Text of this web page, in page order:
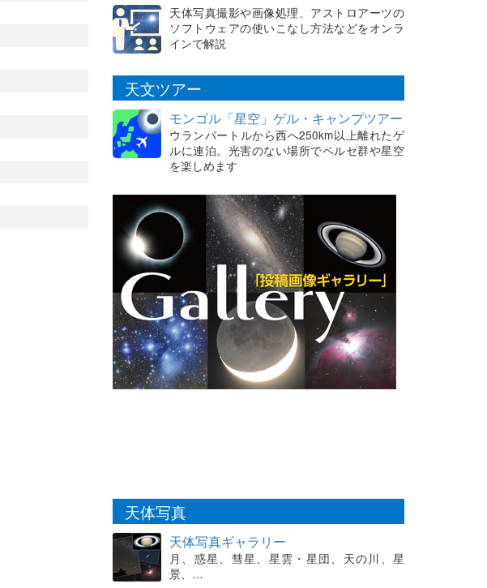
天体写真撮影や画像処理、アストロアーツの
ソフトウェアの使いこなし方法などをオンラ
インで解説
天文ツアー
モンゴル「星空」ゲル・キャンプツアー
ウランバートルから西へ250km以上離れたゲ
ルに連泊。光害のない場所でペルセ群や星空
を楽しめます
天体写真
天体写真ギャラリー
月、惑星、彗星、星雲・星団、天の川、星
景、…